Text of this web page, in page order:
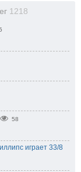
1218
58
играет 33/8